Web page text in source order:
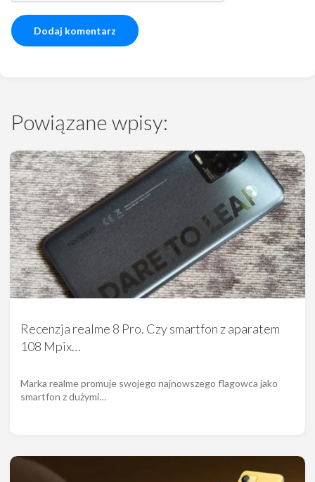
Powiązane wpisy:
Recenzja realme 8 Pro. Czy smartfon z aparatem
108 Mpix…
Marka realme promuje swojego najnowszego flagowca jako
smartfon z dużymi…